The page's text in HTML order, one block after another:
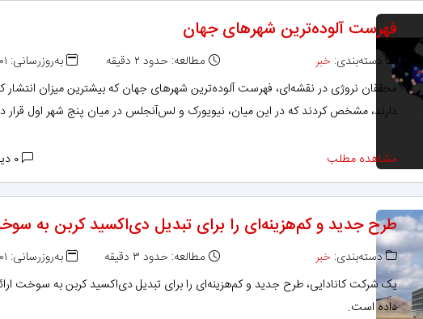
فهرست آلوده‌ترین شهرهای جهان
دسته‌بندی: خبر مطالعه: حدود ۲ دقیقه
به‌روزرسانی: ۱۳۹۸/۱۲/۰۱
محققان نروژی در نقشه‌ای، فهرست آلوده‌ترین شهرهای جهان که بیشترین میزان انتشار
دارند، مشخص کردند که در این میان، نیویورک و لس‌آنجلس در میان پنج شهر اول قرار
مشاهده مطلب
طرح جدید و کم‌هزینه‌ای را برای تبدیل دی‌اکسید کربن به
دسته‌بندی: خبر مطالعه: حدود ۳ دقیقه
به‌روزرسانی: ۱۳۹۸/۱۲/۰۱
یک شرکت کانادایی، طرح جدید و کم‌هزینه‌ای را برای تبدیل دی‌اکسید کربن به سوخت
داده است.